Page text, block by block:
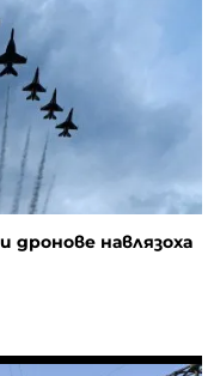
дронове навлязоха